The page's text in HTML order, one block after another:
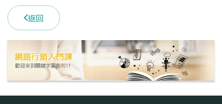
(06)2353535 #5766
學系地址
臺南市東區大學路1號
返回